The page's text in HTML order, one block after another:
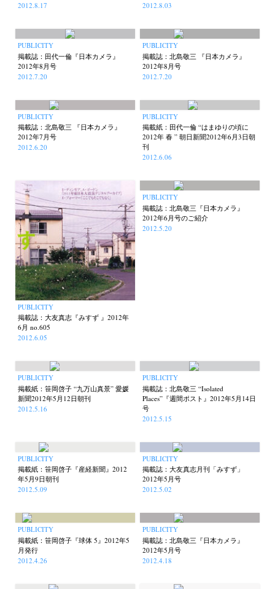
2012.8.17
2012.8.03
PUBLICITY
掲載誌：田代一倫『日本カメラ』
2012年8月号
2012.7.20
PUBLICITY
掲載誌：北島敬三 『日本カメラ』
2012年8月号
2012.7.20
PUBLICITY
掲載誌：北島敬三 『日本カメラ』
2012年7月号
2012.6.20
PUBLICITY
掲載紙：田代一倫 “はまゆりの頃に
2012年 春 ” 朝日新聞2012年6月3日朝
刊
2012.6.06
PUBLICITY
掲載誌：大友真志『みすず 』2012年
6月 no.605
2012.6.05
PUBLICITY
掲載誌：北島敬三『日本カメラ』
2012年6月号のご紹介
2012.5.20
PUBLICITY
掲載紙：笹岡啓子 “九万山真景” 愛媛
新聞2012年5月12日朝刊
2012.5.16
PUBLICITY
掲載誌：北島敬三 “Isolated
Places”『週間ポスト』2012年5月14日
号
2012.5.15
PUBLICITY
掲載紙：笹岡啓子『産経新聞』2012
年5月9日朝刊
2012.5.09
PUBLICITY
掲載誌：大友真志月刊「みすず」
2012年5月号
2012.5.02
PUBLICITY
掲載紙：笹岡啓子『球体 5』2012年5
月発行
2012.4.26
PUBLICITY
掲載誌：北島敬三『日本カメラ』
2012年5月号
2012.4.18